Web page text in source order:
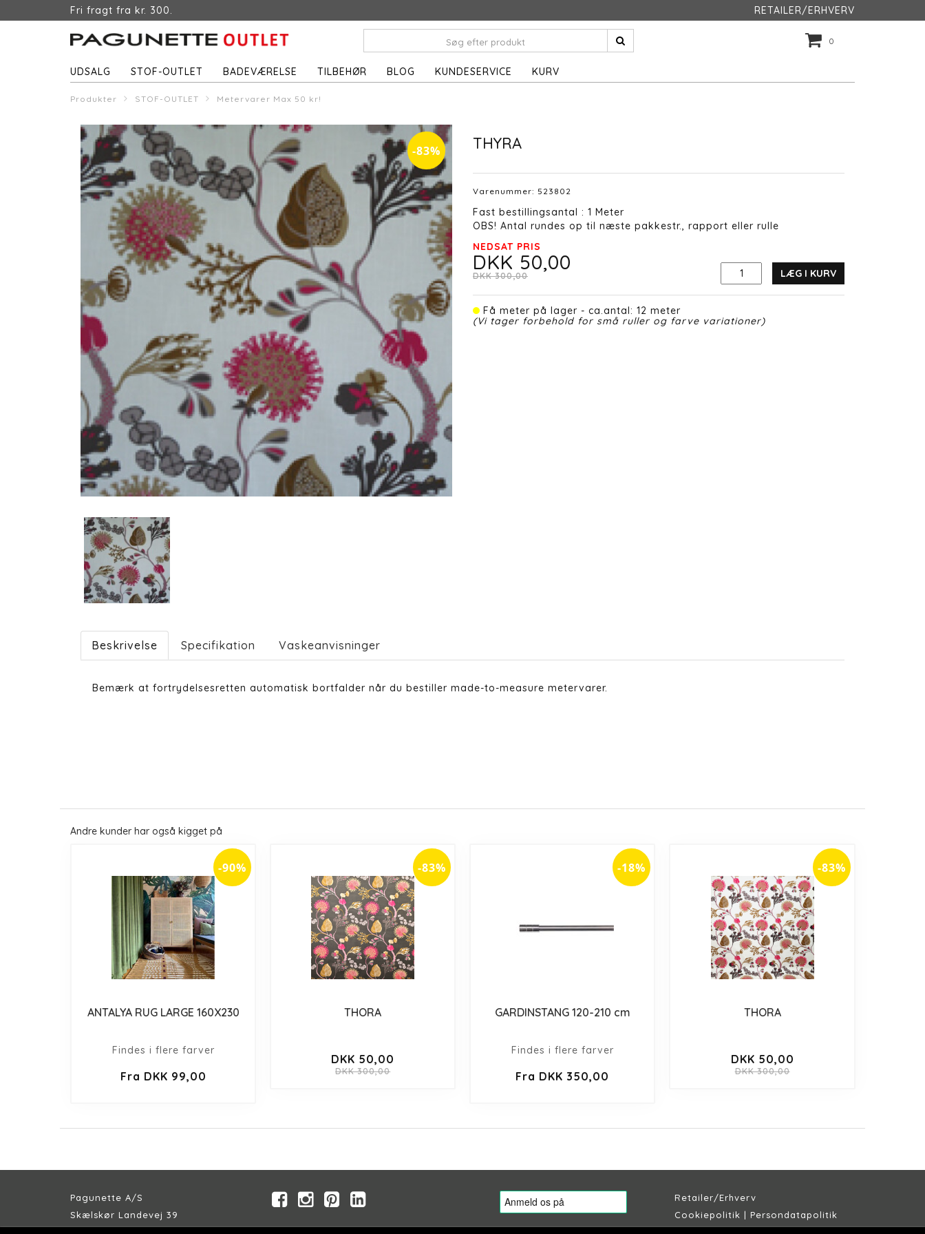
Fri fragt fra kr. 300. RETAILER/ERHVERV
0
UDSALG STOF-OUTLET BADEVÆRELSE TILBEHØR BLOG KUNDESERVICE KURV
Produkter STOF-OUTLET Metervarer Max 50 kr!
-83% THYRA
Varenummer: 523802
Fast bestillingsantal : 1 Meter
OBS! Antal rundes op til næste pakkestr., rapport eller rulle
NEDSAT PRIS
DKK 50,00
DKK 300,00 LÆG I KURV
Få meter på lager - ca.antal: 12 meter
(Vi tager forbehold for små ruller og farve variationer)
Beskrivelse Specifikation Vaskeanvisninger
Bemærk at fortrydelsesretten automatisk bortfalder når du bestiller made-to-measure metervarer.
Andre kunder har også kigget på
-90%
ANTALYA RUG LARGE 160X230
Findes i flere farver
Fra DKK 99,00
-83%
THORA
DKK 50,00
DKK 300,00
-18%
GARDINSTANG 120-210 cm
Findes i flere farver
Fra DKK 350,00
-83%
THORA
DKK 50,00
DKK 300,00
Pagunette A/S
Skælskør Landevej 39
Retailer/Erhverv
Cookiepolitik | Persondatapolitik